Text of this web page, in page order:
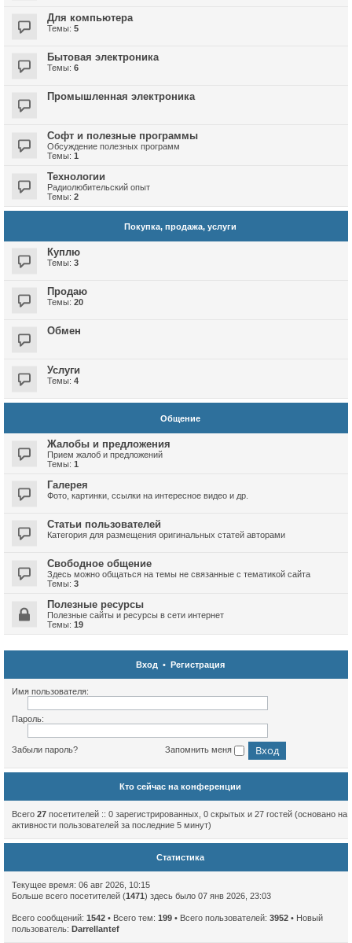
Для компьютера
Темы: 5
Бытовая электроника
Темы: 6
Промышленная электроника
Софт и полезные программы
Обсуждение полезных программ
Темы: 1
Технологии
Радиолюбительский опыт
Темы: 2
Покупка, продажа, услуги
Куплю
Темы: 3
Продаю
Темы: 20
Обмен
Услуги
Темы: 4
Общение
Жалобы и предложения
Прием жалоб и предложений
Темы: 1
Галерея
Фото, картинки, ссылки на интересное видео и др.
Статьи пользователей
Категория для размещения оригинальных статей авторами
Свободное общение
Здесь можно общаться на темы не связанные с тематикой сайта
Темы: 3
Полезные ресурсы
Полезные сайты и ресурсы в сети интернет
Темы: 19
Вход • Регистрация
Имя пользователя:
Пароль:
Забыли пароль? Запомнить меня
Кто сейчас на конференции
Всего 27 посетителей :: 0 зарегистрированных, 0 скрытых и 27 гостей (основано на
активности пользователей за последние 5 минут)
Статистика
Текущее время: 06 авг 2026, 10:15
Больше всего посетителей (1471) здесь было 07 янв 2026, 23:03
Всего сообщений: 1542 • Всего тем: 199 • Всего пользователей: 3952 • Новый
пользователь: Darrellantef